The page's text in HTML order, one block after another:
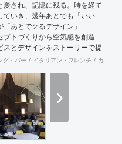
愛され、記憶に残る。時を経て
ていき、幾年あとでも「いい
あとでクるデザイン」
プトづくりから空気感を創造
スとデザインをストーリーで提
ランスのとれた仕事が好評をい
グ・バー イタリアン・フレンチ カフェ